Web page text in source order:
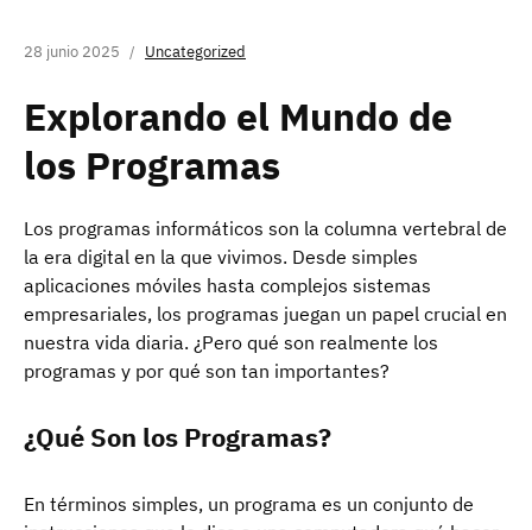
28 junio 2025 Uncategorized
Explorando el Mundo de
los Programas
Los programas informáticos son la columna vertebral de
la era digital en la que vivimos. Desde simples
aplicaciones móviles hasta complejos sistemas
empresariales, los programas juegan un papel crucial en
nuestra vida diaria. ¿Pero qué son realmente los
programas y por qué son tan importantes?
¿Qué Son los Programas?
En términos simples, un programa es un conjunto de